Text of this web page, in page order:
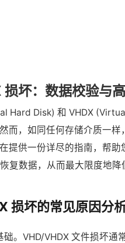
坏：数据校验与
Hard Disk) 和 VHDX
而，如同任何存储介质一样
供一份详尽的指南，帮助
复数据，从而最大限度地降
损坏的常见原因分
。VHD/VHDX 文件损坏通